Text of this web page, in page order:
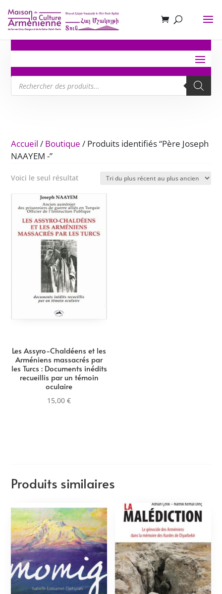
Recherche
de
produits
Accueil / Boutique / Produits identifiés “Père Joseph
NAAYEM -”
Voici le seul résultat
Les Assyro-Chaldéens et les
Arméniens massacrés par
les Turcs : Documents inédits
recueillis par un témoin
oculaire
15,00€
Produits similaires